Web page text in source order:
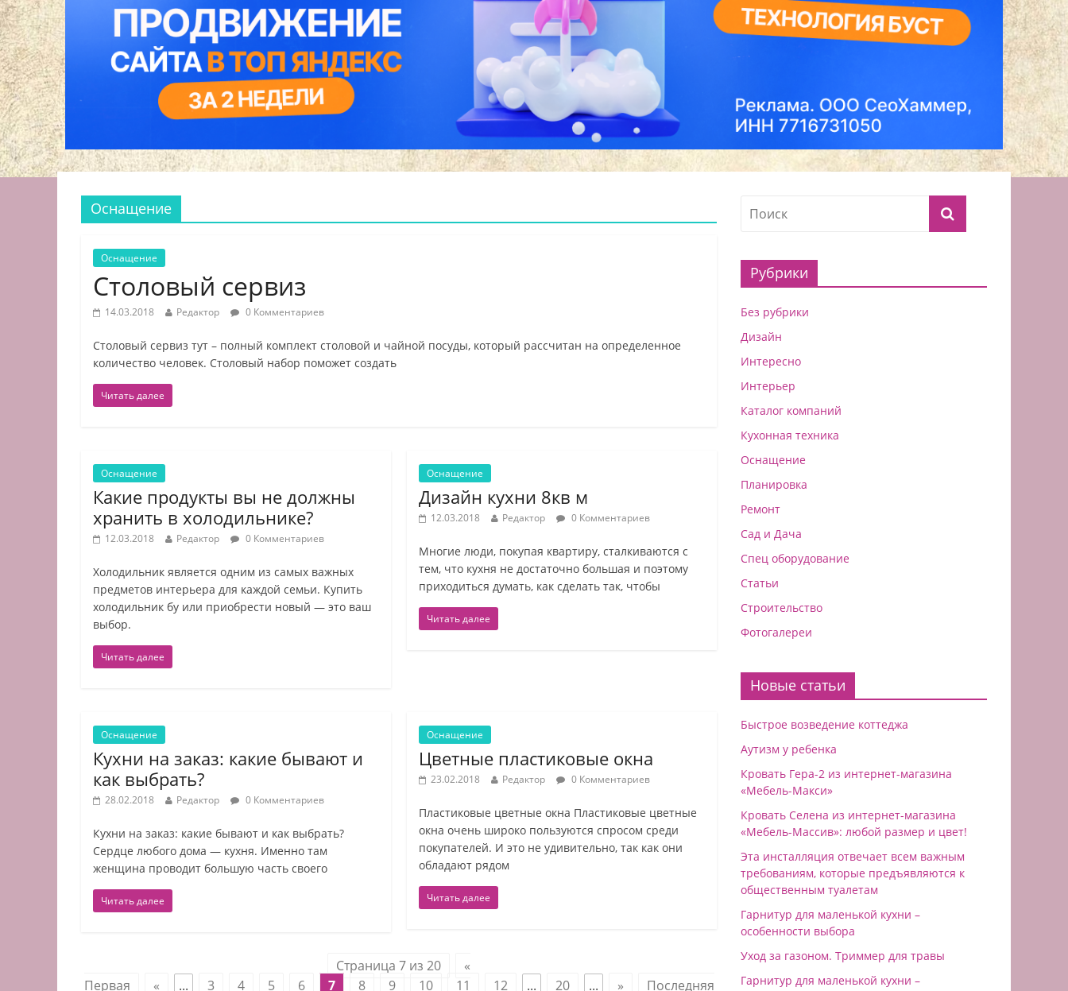
Оснащение
Оснащение
Столовый сервиз
14.03.2018 Редактор 0 Комментариев
Столовый сервиз тут – полный комплект столовой и чайной посуды, который рассчитан на определенное
количество человек. Столовый набор поможет создать
Читать далее
Оснащение
Какие продукты вы не должны
хранить в холодильнике?
12.03.2018 Редактор 0 Комментариев
Холодильник является одним из самых важных
предметов интерьера для каждой семьи. Купить
холодильник бу или приобрести новый — это ваш
выбор.
Читать далее
Оснащение
Дизайн кухни 8кв м
12.03.2018 Редактор 0 Комментариев
Многие люди, покупая квартиру, сталкиваются с
тем, что кухня не достаточно большая и поэтому
приходиться думать, как сделать так, чтобы
Читать далее
Оснащение
Кухни на заказ: какие бывают и
как выбрать?
28.02.2018 Редактор 0 Комментариев
Кухни на заказ: какие бывают и как выбрать?
Сердце любого дома — кухня. Именно там
женщина проводит большую часть своего
Читать далее
Оснащение
Цветные пластиковые окна
23.02.2018 Редактор 0 Комментариев
Пластиковые цветные окна Пластиковые цветные
окна очень широко пользуются спросом среди
покупателей. И это не удивительно, так как они
обладают рядом
Читать далее
Страница 7 из 20
«
Первая
« ... 3 4 5 6 7 8 9 10 11 12 ... 20 ... » Последняя
Рубрики
Без рубрики
Дизайн
Интересно
Интерьер
Каталог компаний
Кухонная техника
Оснащение
Планировка
Ремонт
Сад и Дача
Спец оборудование
Статьи
Строительство
Фотогалереи
Новые статьи
Быстрое возведение коттеджа
Аутизм у ребенка
Кровать Гера-2 из интернет-магазина
«Мебель-Макси»
Кровать Селена из интернет-магазина
«Мебель-Массив»: любой размер и цвет!
Эта инсталляция отвечает всем важным
требованиям, которые предъявляются к
общественным туалетам
Гарнитур для маленькой кухни –
особенности выбора
Уход за газоном. Триммер для травы
Гарнитур для маленькой кухни –